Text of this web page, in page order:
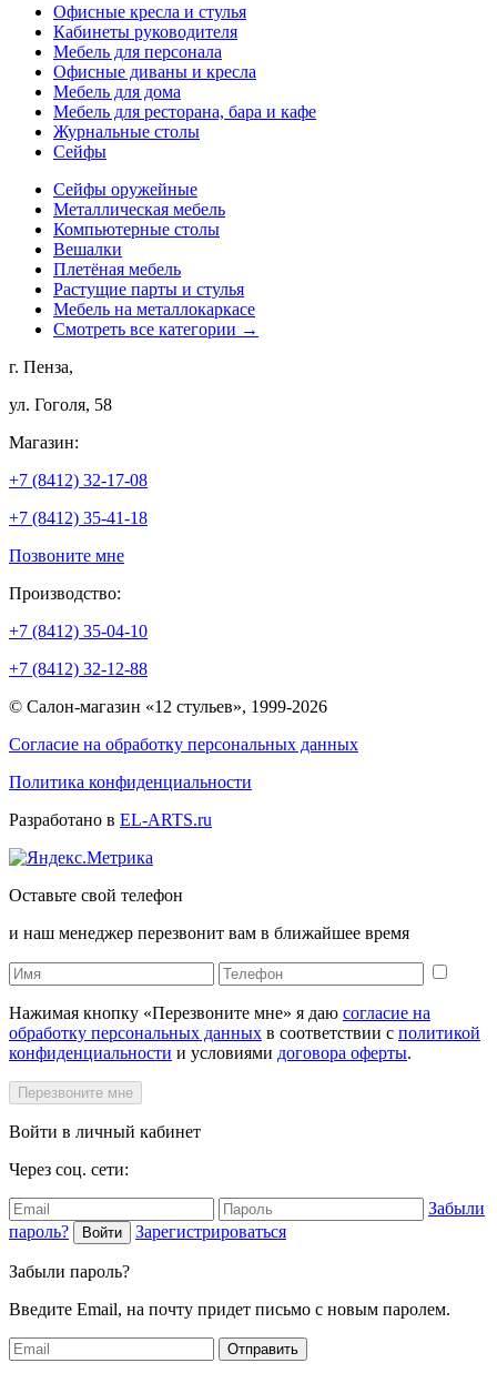
Офисные кресла и стулья
Кабинеты руководителя
Мебель для персонала
Офисные диваны и кресла
Мебель для дома
Мебель для ресторана, бара и кафе
Журнальные столы
Сейфы
Сейфы оружейные
Металлическая мебель
Компьютерные столы
Вешалки
Плетёная мебель
Растущие парты и стулья
Мебель на металлокаркасе
Смотреть все категории →
г. Пенза,
ул. Гоголя, 58
Магазин:
+7 (8412) 32-17-08
+7 (8412) 35-41-18
Позвоните мне
Производство:
+7 (8412) 35-04-10
+7 (8412) 32-12-88
© Салон-магазин «12 стульев», 1999-2026
Согласие на обработку персональных данных
Политика конфиденциальности
Разработано в EL-ARTS.ru
Оставьте свой телефон
и наш менеджер перезвонит вам в ближайшее время
Нажимая кнопку «Перезвоните мне» я даю согласие на
обработку персональных данных в соответствии с политикой
конфиденциальности и условиями договора оферты.
Перезвоните мне
Войти в личный кабинет
Через соц. сети:
Забыли
пароль?
Войти Зарегистрироваться
Забыли пароль?
Введите Email, на почту придет письмо с новым паролем.
Отправить